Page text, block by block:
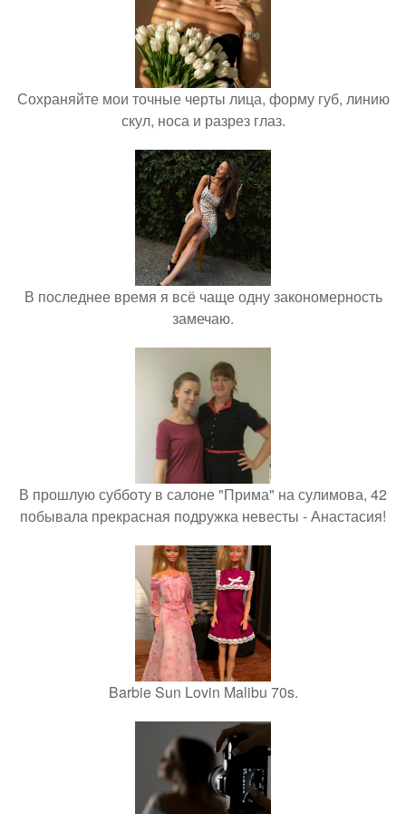
Сохраняйте мои точные черты лица, форму губ, линию
скул, носа и разрез глаз.
В последнее время я всё чаще одну закономерность
замечаю.
В прошлую субботу в салоне "Прима" на сулимова, 42
побывала прекрасная подружка невесты - Анастасия!
Barbie Sun Lovin Malibu 70s.